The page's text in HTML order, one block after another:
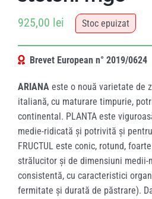
925,00 lei Stoc epuizat
Brevet European n° 2019/0624
ARIANA este o nouă varietate de
italiană, cu maturare timpurie,
continental. PLANTA este
medie-ridicată și potrivită și
FRUCTUL este conic, rotund,
strălucitor și de dimensiuni medii-
consistentă, cu caracteristici
fermitate și durată de păstrare).